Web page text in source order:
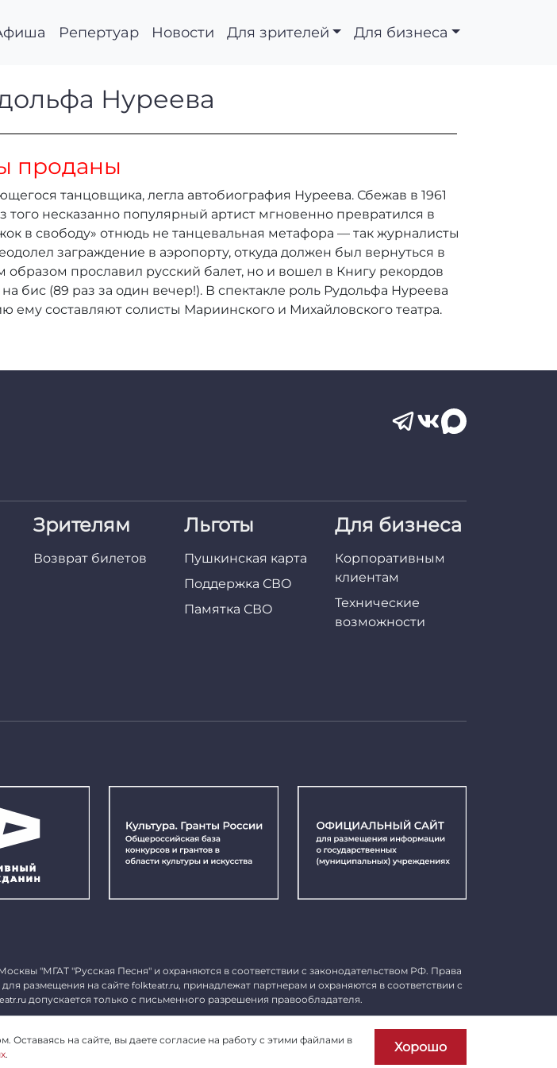
Репертуар Новости Для зрителей Для бизнеса
Рудольфа Нуреева
Нуреева
проданы
танцовщика, легла автобиография Нуреева. Сбежав в 1961
того несказанно популярный артист мгновенно превратился в
в свободу» отнюдь не танцевальная метафора — так журналисты
заграждение в аэропорту, откуда должен был вернуться в
прославил русский балет, но и вошел в Книгу рекордов
бис (89 раз за один вечер!). В спектакле роль Рудольфа Нуреева
ему составляют солисты Мариинского и Михайловского театра.
Зрителям
Возврат билетов
Льготы
Пушкинская карта
Поддержка СВО
Памятка СВО
Для бизнеса
Корпоративным
клиентам
Технические
возможности
"МГАТ "Русская Песня" и охраняются в соответствии с законодательством РФ. Права
размещения на сайте folkteatr.ru, принадлежат партнерам и охраняются в соответствии с
допускается только с письменного разрешения правообладателя.
Пользовательское соглашение
Оставаясь на сайте, вы даете согласие на работу с этими файлами в
. Хорошо